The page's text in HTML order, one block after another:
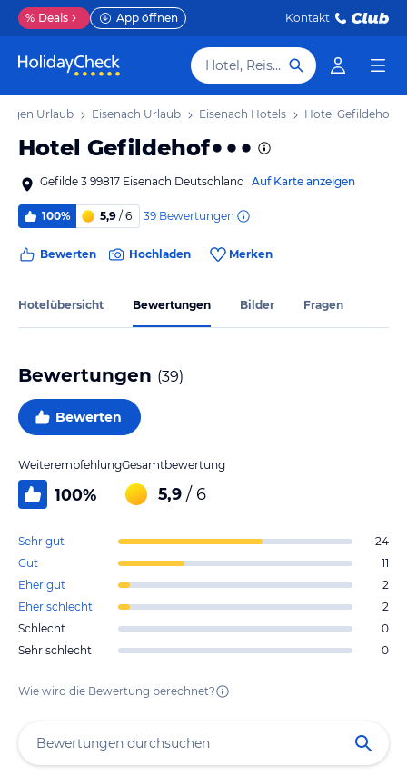
% Deals App öffnen Kontakt
Hotel, Reiseziel
Urlaub Eisenach Urlaub Eisenach Hotels Hotel Gefildehof
Hotel Gefildehof
Gefilde 3 99817 Eisenach Deutschland Auf Karte anzeigen
100% 5,9 / 6 39 Bewertungen
Bewerten Hochladen Merken
Hotelübersicht Bewertungen Bilder Fragen
Bewertungen (39)
Bewerten
Weiterempfehlung
100%
Gesamtbewertung
5,9 / 6
Sehr gut
24
Gut
11
Eher gut
2
Eher schlecht
2
Schlecht
0
Sehr schlecht
0
Wie wird die Bewertung berechnet?